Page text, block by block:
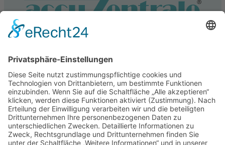
Service
Information
Unsere weiteren Shops